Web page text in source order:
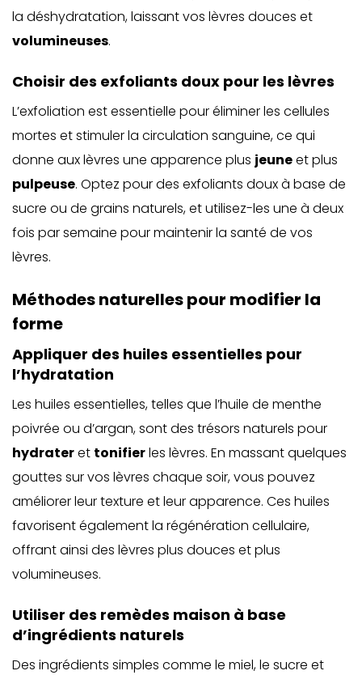
la déshydratation, laissant vos lèvres douces et
volumineuses.
Choisir des exfoliants doux pour les lèvres
L’exfoliation est essentielle pour éliminer les cellules
mortes et stimuler la circulation sanguine, ce qui
donne aux lèvres une apparence plus jeuneet plus
pulpeuse. Optez pour des exfoliants doux à base de
sucre ou de grains naturels, et utilisez-les une à deux
fois par semaine pour maintenir la santé de vos
lèvres.
Méthodes naturelles pour modifier la
forme
Appliquer des huiles essentielles pour
l’hydratation
Les huiles essentielles, telles que l’huile de menthe
poivrée ou d’argan, sont des trésors naturels pour
hydrateret tonifierles lèvres. En massant quelques
gouttes sur vos lèvres chaque soir, vous pouvez
améliorer leur texture et leur apparence. Ces huiles
favorisent également la régénération cellulaire,
offrant ainsi des lèvres plus douces et plus
volumineuses.
Utiliser des remèdes maison à base
d’ingrédients naturels
Des ingrédients simples comme le miel, le sucre et